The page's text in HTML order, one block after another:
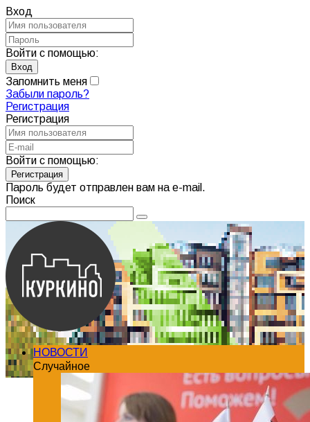
Вход
Войти с помощью:
Запомнить меня
Забыли пароль?
Регистрация
Регистрация
Войти с помощью:
Пароль будет отправлен вам на e-mail.
Поиск
НОВОСТИ
Случайное